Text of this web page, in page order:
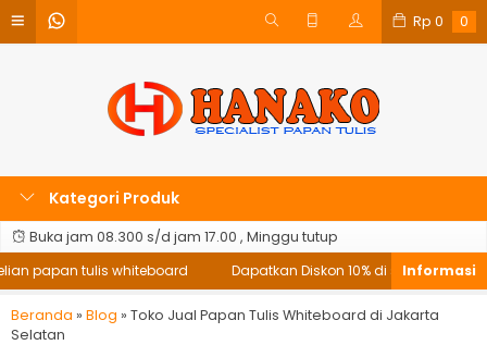
Rp 0 0
Kategori Produk
Buka jam 08.300 s/d jam 17.00 , Minggu tutup
papan tulis whiteboard
Dapatkan Diskon 10% di setiap
Beranda » Blog » Toko Jual Papan Tulis Whiteboard di Jakarta
Selatan